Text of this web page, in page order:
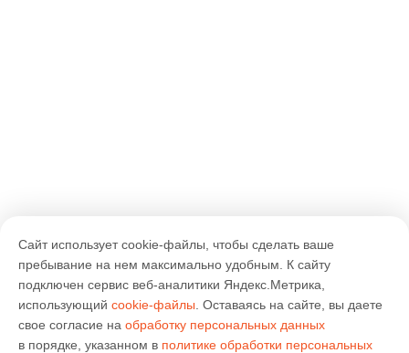
Сайт использует cookie-файлы, чтобы сделать ваше
пребывание на нем максимально удобным. К cайту
подключен сервис веб-аналитики Яндекс.Метрика,
использующий cookie-файлы . Оставаясь на сайте, вы даете
свое согласие на обработку персональных данных
в порядке, указанном в политике обработки персональных